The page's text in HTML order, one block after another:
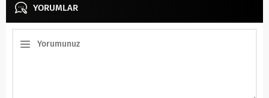
YORUMLAR